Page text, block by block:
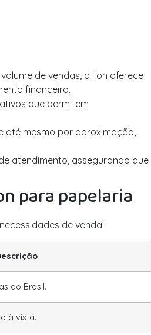
de vendas, a Ton oferece
financeiro.
que permitem
até mesmo por aproximação,
atendimento, assegurando que
para papelaria
de venda:
do Brasil.
à vista.